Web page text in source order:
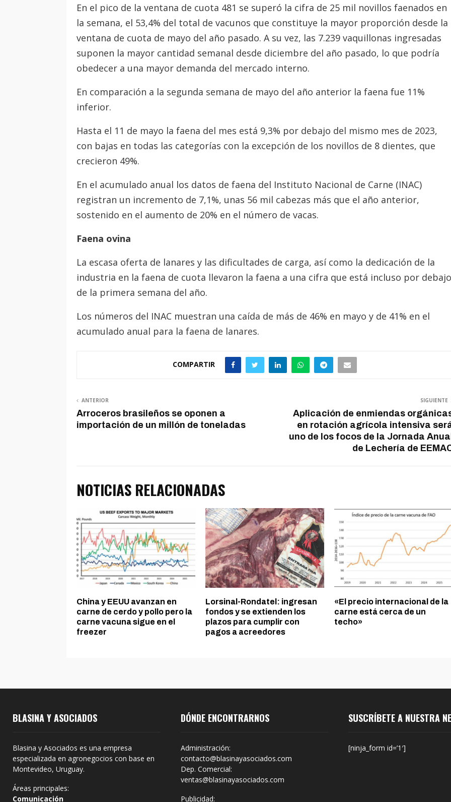
En el pico de la ventana de cuota 481 se superó la cifra de 25 mil novillos faenados en
la semana, el 53,4% del total de vacunos que constituye la mayor proporción desde la
ventana de cuota de mayo del año pasado. A su vez, las 7.239 vaquillonas ingresadas
suponen la mayor cantidad semanal desde diciembre del año pasado, lo que podría
obedecer a una mayor demanda del mercado interno.
En comparación a la segunda semana de mayo del año anterior la faena fue 11%
inferior.
Hasta el 11 de mayo la faena del mes está 9,3% por debajo del mismo mes de 2023,
con bajas en todas las categorías con la excepción de los novillos de 8 dientes, que
crecieron 49%.
En el acumulado anual los datos de faena del Instituto Nacional de Carne (INAC)
registran un incremento de 7,1%, unas 56 mil cabezas más que el año anterior,
sostenido en el aumento de 20% en el número de vacas.
Faena ovina
La escasa oferta de lanares y las dificultades de carga, así como la dedicación de la
industria en la faena de cuota llevaron la faena a una cifra que está incluso por debajo
de la primera semana del año.
Los números del INAC muestran una caída de más de 46% en mayo y de 41% en el
acumulado anual para la faena de lanares.
COMPARTIR
ANTERIOR
Arroceros brasileños se oponen a
importación de un millón de toneladas
SIGUIENTE
Aplicación de enmiendas
en rotación agrícola intensiva
uno de los focos de la Jornada Anual
de Lechería de
NOTICIAS RELACIONADAS
China y EEUU avanzan en
carne de cerdo y pollo pero la
carne vacuna sigue en el
freezer
Lorsinal-Rondatel: ingresan
fondos y se extienden los
plazos para cumplir con
pagos a acreedores
«El precio internacional de la
carne está cerca de un
techo»
BLASINA Y ASOCIADOS
Blasina y Asociados es una empresa
especializada en agronegocios con base en
Montevideo, Uruguay.
Áreas principales:
Comunicación
DÓNDE ENCONTRARNOS
Administración:
contacto@blasinayasociados.com
Dep. Comercial:
ventas@blasinayasociados.com
Publicidad:
SUSCRÍBETE A NUESTRA
[ninja_form id=’1′]